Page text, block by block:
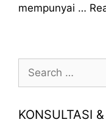
mempunyai …
Search
for:
KONSULTASI